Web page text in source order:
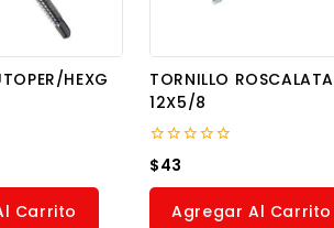
HEXG
Carrito
TORNILLO ROSCALATA
12X5/8
0
out
of
$43
Agregar Al Carrito